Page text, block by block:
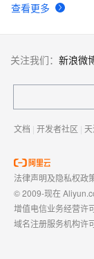
查看更多
关注我们： 新浪微
文档 | 开发者社区 |
法律声明及隐私权政
© 2009-现在
增值电信业务经营许
域名注册服务机构许